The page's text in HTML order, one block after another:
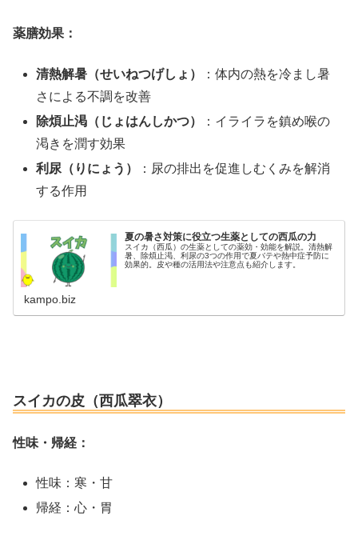
薬膳効果：
清熱解暑（せいねつげしょ）
：体内の熱を冷まし暑
さによる不調を改善
除煩止渇（じょはんしかつ）
：イライラを鎮め喉の
渇きを潤す効果
利尿（りにょう）
：尿の排出を促進しむくみを解消
する作用
夏の暑さ対策に役立つ生薬としての西瓜の力
スイカ（西瓜）の生薬としての薬効・効能を解説。清熱解
暑、除煩止渇、利尿の3つの作用で夏バテや熱中症予防に
効果的。皮や種の活用法や注意点も紹介します。
kampo.biz
スイカの皮（西瓜翠衣）
性味・帰経：
性味：寒・甘
帰経：心・胃